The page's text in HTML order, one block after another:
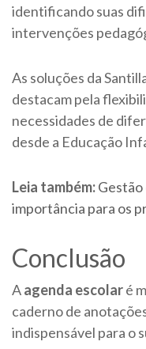
identificando suas
intervenções
As soluções da
destacam pela
necessidades de
desde a Educação
Leia também:
importância para os
Conclusão
Aagenda escolaré
caderno de
indispensável para o